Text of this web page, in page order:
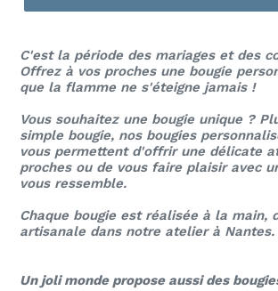
C'est la période des mariages et des
Offrez à vos proches une bougie
que la flamme ne s'éteigne jamais !
Vous souhaitez une bougie unique ?
simple bougie, nos bougies
vous permettent d'offrir une délicate
proches ou de vous faire plaisir avec
vous ressemble.
Chaque bougie est réalisée à la main,
artisanale dans notre atelier à Nantes.
Un joli monde propose aussi des